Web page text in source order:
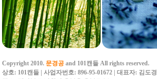
Copyright 2010. 문경공 and 101캔들 All rights reserved.
상호: 101캔들 | 사업자번호: 896-95-01672 | 대표자: 김도경